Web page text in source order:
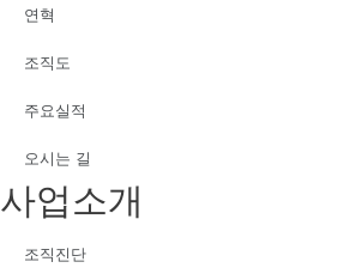
연혁
조직도
주요실적
오시는 길
사업소개
조직진단